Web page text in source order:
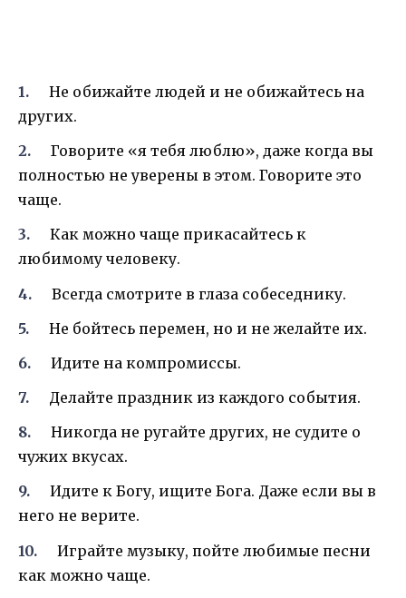
Не обижайте людей и не обижайтесь на
других.
Говорите «я тебя люблю», даже когда вы
полностью не уверены в этом. Говорите это
чаще.
Как можно чаще прикасайтесь к
любимому человеку.
Всегда смотрите в глаза собеседнику.
Не бойтесь перемен, но и не желайте их.
Идите на компромиссы.
Делайте праздник из каждого события.
Никогда не ругайте других, не судите о
чужих вкусах.
Идите к Богу, ищите Бога. Даже если вы в
него не верите.
Играйте музыку, пойте любимые песни
как можно чаще.